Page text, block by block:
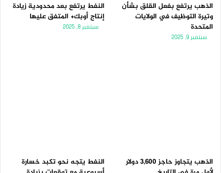
الذهب يرتفع بفعل القلق بشأن
وتيرة التوظيف في الولايات
المتحدة
سبتمبر 9, 2025
النفط يرتفع بعد محدودية زيادة
إنتاج أوبك+ المتفق عليها
سبتمبر 8, 2025
الذهب يتجاوز حاجز 3,600 دولار
النفط يتجه نحو تكبد خسارة